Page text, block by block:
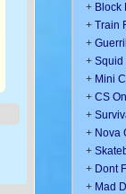
+ Block
+ Train
+
+ Squid
+ Mini
+ CS
+
+ Nova
+
+ Dont
+ Mad